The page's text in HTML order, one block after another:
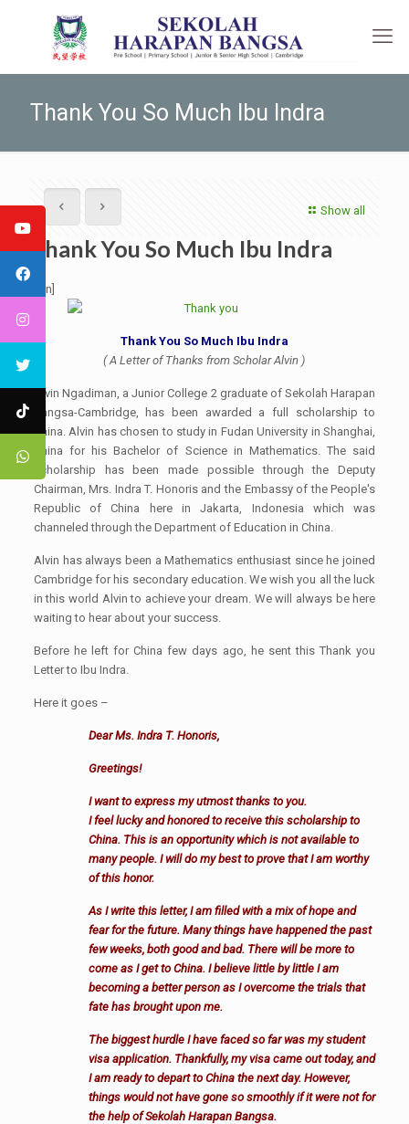
Thank You So Much Ibu Indra
Show all
Thank You So Much Ibu Indra
[:en]
Thank You So Much Ibu Indra
( A Letter of Thanks from Scholar Alvin )
Alvin Ngadiman, a Junior College 2 graduate of Sekolah Harapan
Bangsa-Cambridge, has been awarded a full scholarship to
China. Alvin has chosen to study in Fudan University in Shanghai,
China for his Bachelor of Science in Mathematics. The said
scholarship has been made possible through the Deputy
Chairman, Mrs. Indra T. Honoris and the Embassy of the People's
Republic of China here in Jakarta, Indonesia which was
channeled through the Department of Education in China.
Alvin has always been a Mathematics enthusiast since he joined
Cambridge for his secondary education. We wish you all the luck
in this world Alvin to achieve your dream. We will always be here
waiting to hear about your success.
Before he left for China few days ago, he sent this Thank you
Letter to Ibu Indra.
Here it goes –
Dear Ms. Indra T. Honoris,
Greetings!
I want to express my utmost thanks to you.
I feel lucky and honored to receive this scholarship to
China. This is an opportunity which is not available to
many people. I will do my best to prove that I am worthy
of this honor.
As I write this letter, I am filled with a mix of hope and
fear for the future. Many things have happened the past
few weeks, both good and bad. There will be more to
come as I get to China. I believe little by little I am
becoming a better person as I overcome the trials that
fate has brought upon me.
The biggest hurdle I have faced so far was my student
visa application. Thankfully, my visa came out today, and
I am ready to depart to China the next day. However,
things would not have gone so smoothly if it were not for
the help of Sekolah Harapan Bangsa.